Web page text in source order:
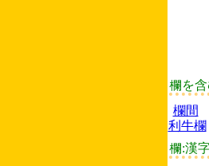
欄を
欄間
利牛欄
欄:漢